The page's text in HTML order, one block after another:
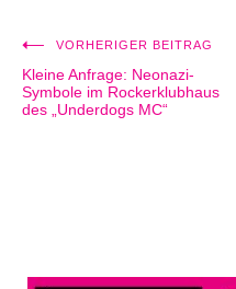
Beitragsnavigation
VORHERIGER BEITRAG
Kleine Anfrage: Neonazi-
Symbole im Rockerklubhaus
des „Underdogs MC“